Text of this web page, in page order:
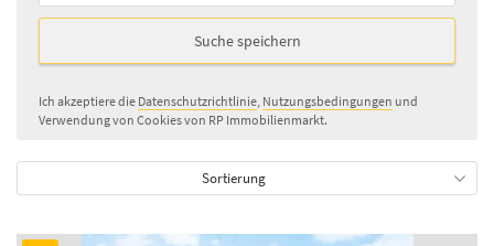
Suche speichern
Ich akzeptiere die Datenschutzrichtlinie, Nutzungsbedingungen und
Verwendung von Cookies von RP Immobilienmarkt.
Sortierung